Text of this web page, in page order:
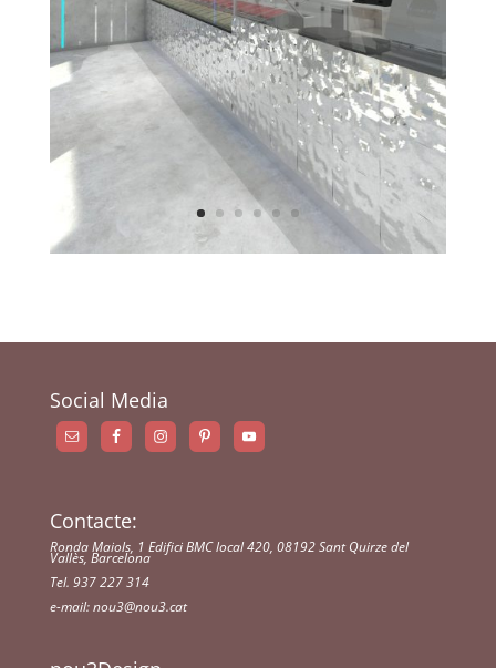
Social Media
Contacte:
Ronda Maiols, 1 Edifici BMC local 420, 08192 Sant Quirze del
Vallès, Barcelona
Tel. 937 227 314
e-mail:nou3@nou3.cat